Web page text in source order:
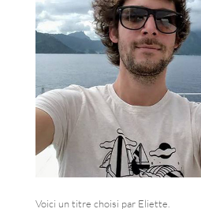
Voici un titre choisi par Eliette.